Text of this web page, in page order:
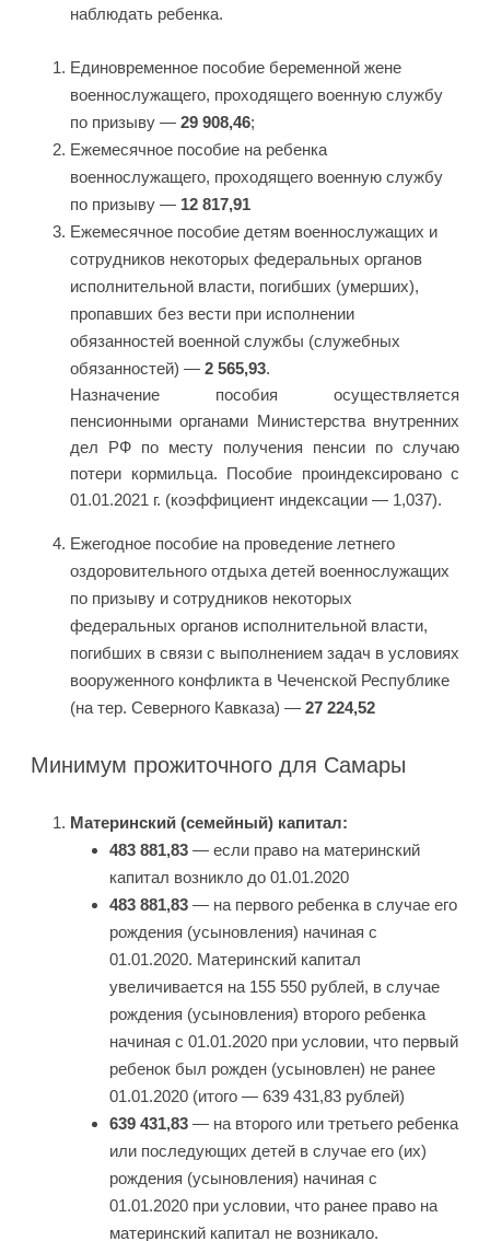
наблюдать ребенка.
Единовременное пособие беременной жене
военнослужащего, проходящего военную службу
по призыву — 29 908,46;
Ежемесячное пособие на ребенка
военнослужащего, проходящего военную службу
по призыву — 12 817,91
Ежемесячное пособие детям военнослужащих и
сотрудников некоторых федеральных органов
исполнительной власти, погибших (умерших),
пропавших без вести при исполнении
обязанностей военной службы (служебных
обязанностей) — 2 565,93.
Назначение пособия осуществляется
пенсионными органами Министерства внутренних
дел РФ по месту получения пенсии по случаю
потери кормильца. Пособие проиндексировано с
01.01.2021 г. (коэффициент индексации — 1,037).
Ежегодное пособие на проведение летнего
оздоровительного отдыха детей военнослужащих
по призыву и сотрудников некоторых
федеральных органов исполнительной власти,
погибших в связи с выполнением задач в условиях
вооруженного конфликта в Чеченской Республике
(на тер. Северного Кавказа) — 27 224,52
Минимум прожиточного для Самары
Материнский (семейный) капитал:
483 881,83 — если право на материнский
капитал возникло до 01.01.2020
483 881,83 — на первого ребенка в случае его
рождения (усыновления) начиная с
01.01.2020. Материнский капитал
увеличивается на 155 550 рублей, в случае
рождения (усыновления) второго ребенка
начиная с 01.01.2020 при условии, что первый
ребенок был рожден (усыновлен) не ранее
01.01.2020 (итого — 639 431,83 рублей)
639 431,83 — на второго или третьего ребенка
или последующих детей в случае его (их)
рождения (усыновления) начиная с
01.01.2020 при условии, что ранее право на
материнский капитал не возникало.